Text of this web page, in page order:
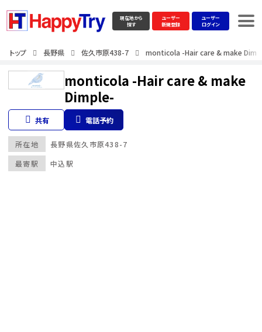
現在地から
探す
ユーザー
新規登録
ユーザー
ログイン
トップ 長野県 佐久市原438-7 monticola -Hair care & make
monticola -Hair care & make
Dimple-
共有 電話予約
最寄駅 中込駅
所在地 長野県佐久市原438-7